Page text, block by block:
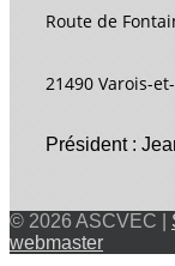
Route de
21490 Varois-
Président :
© 2026 ASCVEC |
webmaster